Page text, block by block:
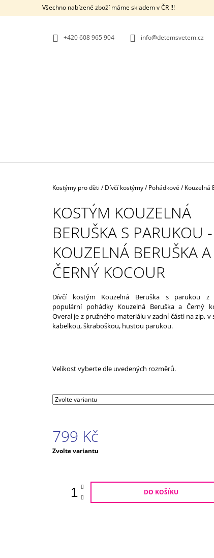
Všechno nabízené zboží máme skladem v ČR !!!
+420 608 965 904 info@detemsvetem.cz
Domů
Kostýmy pro děti / Dívčí kostýmy/ Pohádkové/ Kouzelná
KOSTÝM KOUZELNÁ
BERUŠKA S PARUKOU -
KOUZELNÁ BERUŠKA A
ČERNÝ KOCOUR
Dívčí kostým Kouzelná Beruška s parukou z
populární pohádky Kouzelná Beruška a Černý
Overal je z pružného materiálu v zadní části na zip, v
kabelkou, škraboškou, hustou parukou.
Velikost vyberte dle uvedených rozměrů.
799 Kč
Měrná
Zvolte variantu
DO KOŠÍKU
O
KOSTÝM ČERNÝ KOCOUR - KOUZELNÁ
BERUŠKA A ČERNÝ KOCOUR
539 Kč